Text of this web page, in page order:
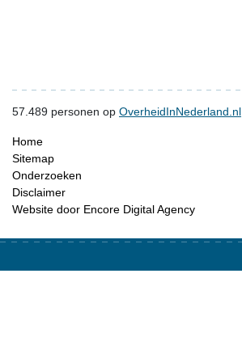
57.489 personen op OverheidInNederland.nl
Home
Sitemap
Onderzoeken
Disclaimer
Website door Encore Digital Agency